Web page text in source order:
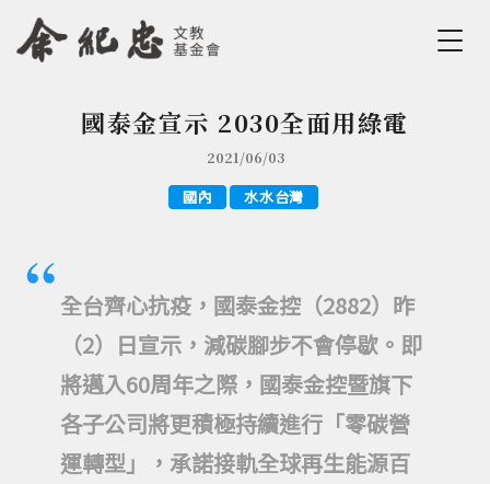
Jump to Navigation
Jump to Main content
您在這裡國泰金宣示 2030全面用綠電
2021/06/03
國內 水水台灣
全台齊心抗疫，國泰金控（2882）昨
（2）日宣示，減碳腳步不會停歇。即
將邁入60周年之際，國泰金控暨旗下
各子公司將更積極持續進行「零碳營
運轉型」，承諾接軌全球再生能源百